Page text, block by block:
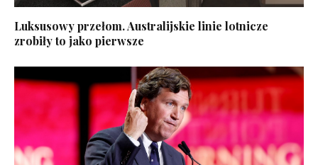
Luksusowy przełom. Australijskie linie lotnicze
zrobiły to jako pierwsze